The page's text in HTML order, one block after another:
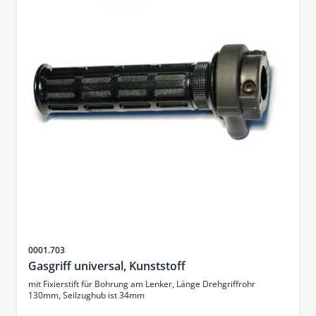
SKU
0001.703
Gasgriff universal, Kunststoff
mit Fixierstift für Bohrung am Lenker, Länge Drehgriffrohr
130mm, Seilzughub ist 34mm